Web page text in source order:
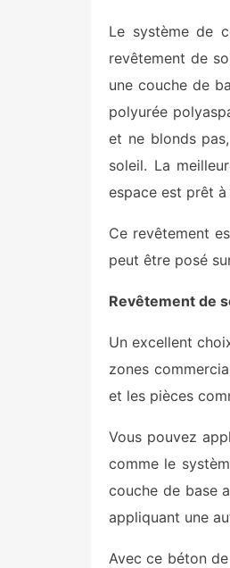
Le système de
revêtement de
une couche de
polyurée
et ne blonds
soleil. La
espace est prêt
Ce revêtement
peut être posé
Revêtement de
Un excellent
zones
et les pièces
Vous pouvez
comme le
couche de base
appliquant une
Avec ce béton